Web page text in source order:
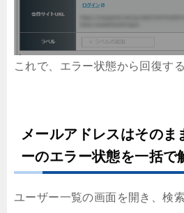
これで、エラー状態から回復す
メールアドレスはそのま
ーのエラー状態を一括で
ユーザー一覧の画面を開き、検